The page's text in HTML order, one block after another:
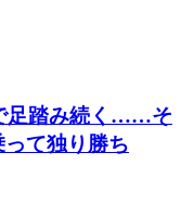
足踏み続く……そ
て独り勝ち